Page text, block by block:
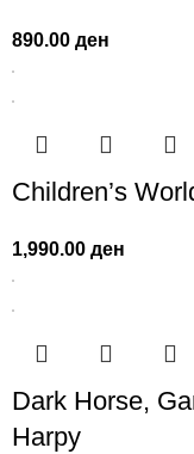
890.00ден
Children’s
1,990.00ден
Dark Horse,
Harpy